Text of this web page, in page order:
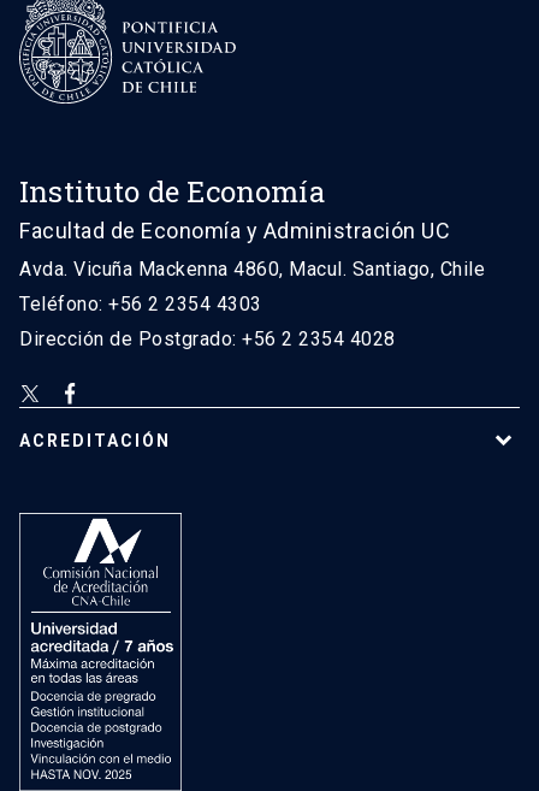
Instituto de Economía
Facultad de Economía y Administración UC
Avda. Vicuña Mackenna 4860, Macul. Santiago, Chile
Teléfono: +56 2 2354 4303
Dirección de Postgrado: +56 2 2354 4028
ACREDITACIÓN